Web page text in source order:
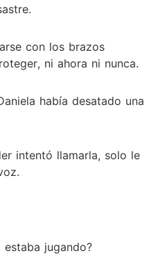
con los brazos
ni ahora ni nunca.
había desatado una
intentó llamarla, solo le
jugando?